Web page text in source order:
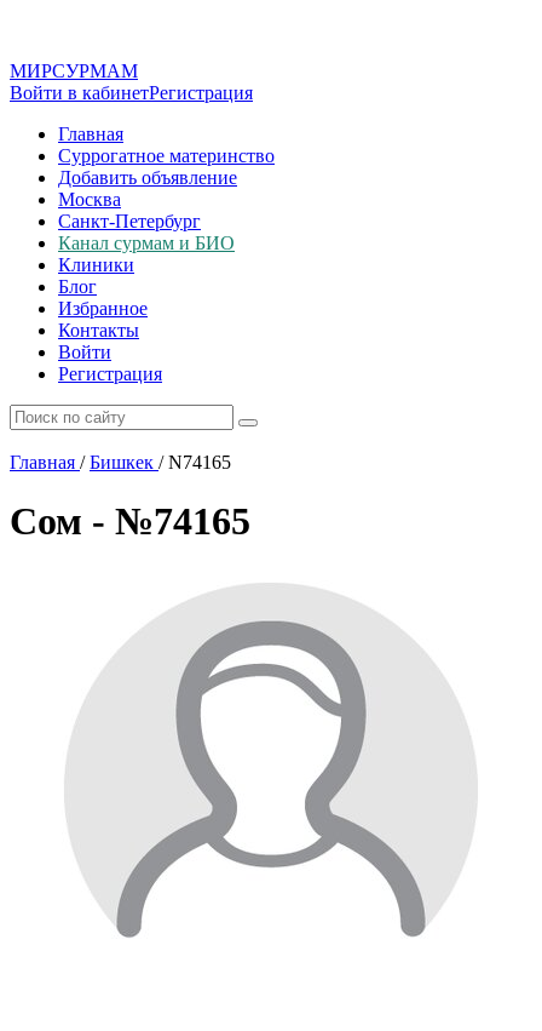
МИРСУРМАМ
Войти в кабинетРегистрация
Главная
Суррогатное материнство
Добавить объявление
Москва
Санкт-Петербург
Канал сурмам и БИО
Клиники
Блог
Избранное
Контакты
Войти
Регистрация
Главная / Бишкек /N74165
Сом - №74165